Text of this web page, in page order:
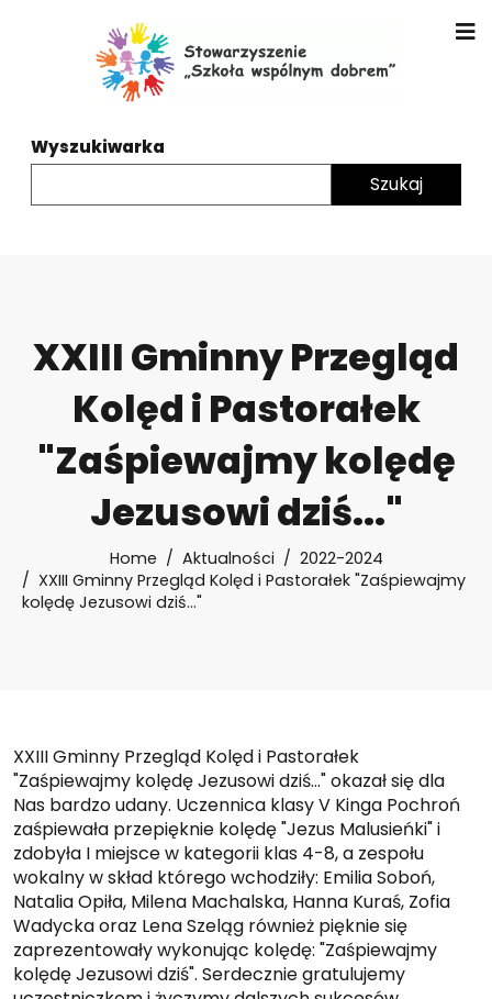
Wyszukiwarka
XXIII Gminny Przegląd
Kolęd i Pastorałek
"Zaśpiewajmy kolędę
Jezusowi dziś..."
Home Aktualności
2022-2024
XXIII Gminny Przegląd Kolęd i Pastorałek "Zaśpiewajmy
kolędę Jezusowi dziś..."
XXIII Gminny Przegląd Kolęd i Pastorałek
"Zaśpiewajmy kolędę Jezusowi dziś..." okazał się dla
Nas bardzo udany. Uczennica klasy V Kinga Pochroń
zaśpiewała przepięknie kolędę "Jezus Malusieńki" i
zdobyła I miejsce w kategorii klas 4-8, a zespołu
wokalny w skład którego wchodziły: Emilia Soboń,
Natalia Opiła, Milena Machalska, Hanna Kuraś, Zofia
Wadycka oraz Lena Szeląg również pięknie się
zaprezentowały wykonując kolędę: "Zaśpiewajmy
kolędę Jezusowi dziś". Serdecznie gratulujemy